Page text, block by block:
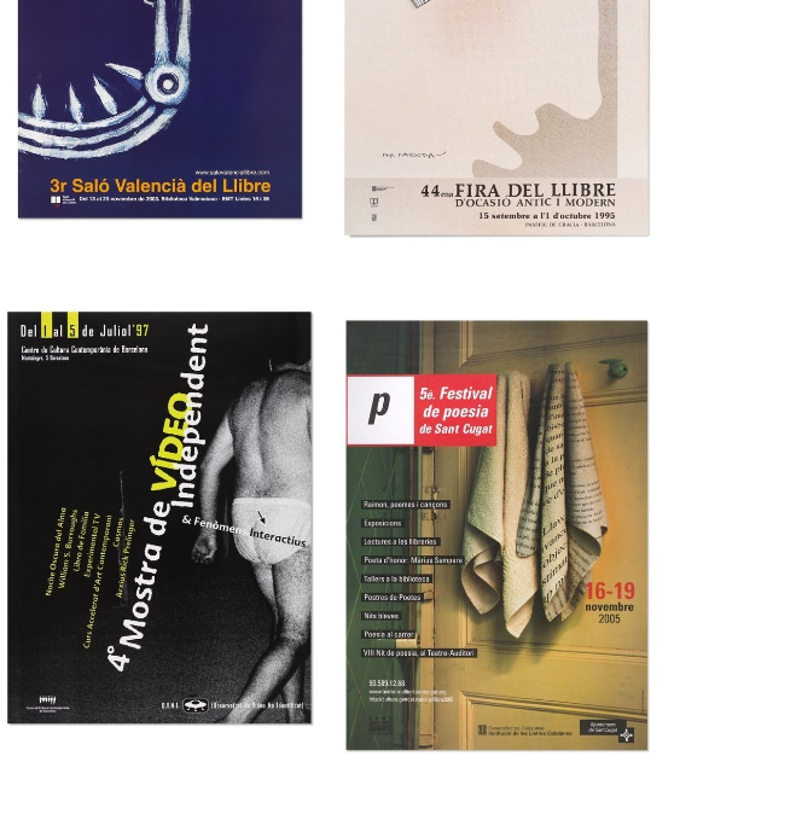
3r Saló Valencià del
Llibre
Museu del Disseny de Barcelona
44 Fira del Llibre
d’ocasió antic i
modern
Museu del Disseny de Barcelona